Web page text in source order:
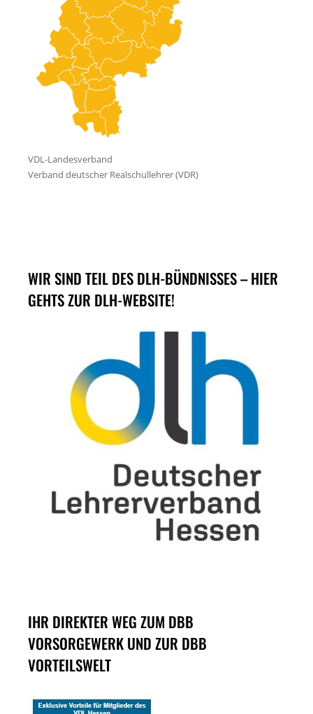
WIR SIND TEIL DES DLH-BÜNDNISSES – HIER
GEHTS ZUR DLH-WEBSITE!
IHR DIREKTER WEG ZUM DBB
VORSORGEWERK UND ZUR DBB
VORTEILSWELT